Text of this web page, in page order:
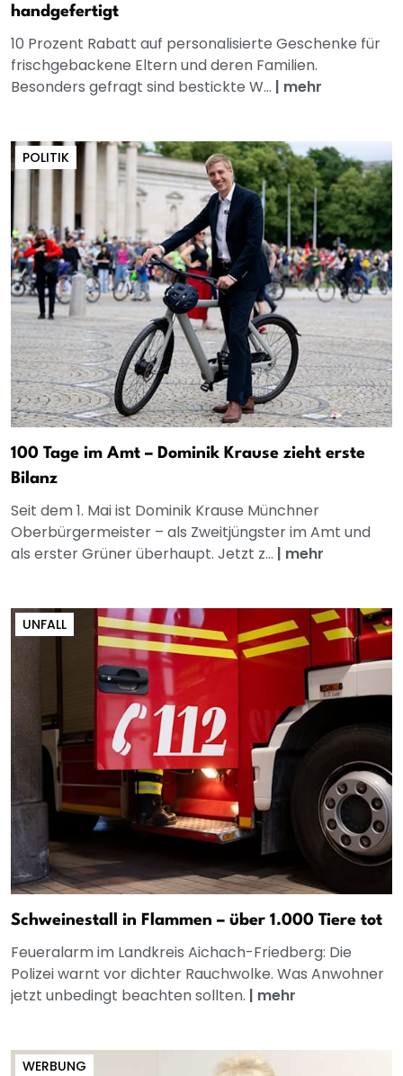
handgefertigt
10 Prozent Rabatt auf personalisierte Geschenke für
frischgebackene Eltern und deren Familien.
Besonders gefragt sind bestickte W... | mehr
POLITIK
100 Tage im Amt – Dominik Krause zieht erste
Bilanz
Seit dem 1. Mai ist Dominik Krause Münchner
Oberbürgermeister – als Zweitjüngster im Amt und
als erster Grüner überhaupt. Jetzt z... | mehr
UNFALL
Schweinestall in Flammen – über 1.000 Tiere tot
Feueralarm im Landkreis Aichach-Friedberg: Die
Polizei warnt vor dichter Rauchwolke. Was Anwohner
jetzt unbedingt beachten sollten. | mehr
WERBUNG